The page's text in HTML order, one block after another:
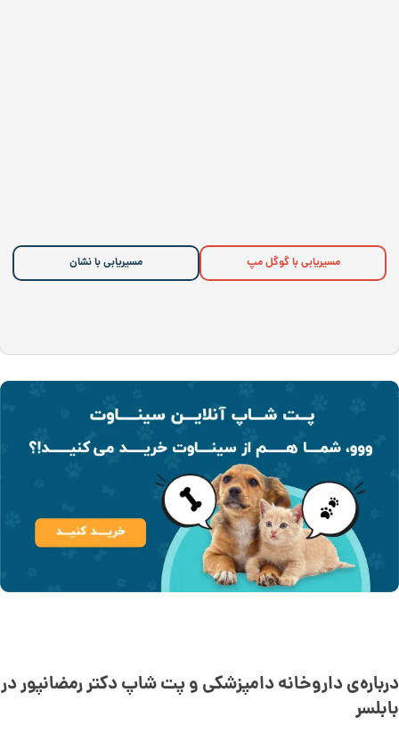
مسیریابی با گوگل مپ مسیریابی با نشان
درباره‌ی داروخانه دامپزشکی و پت شاپ دکتر رمضانپور در
بابلسر